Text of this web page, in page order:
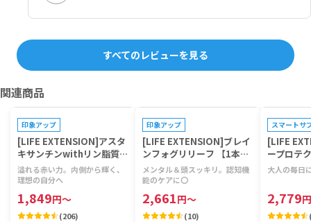
すべてのレビューを見る
関連商品
プレゼントキャンペーン対象
印象アップ
[LIFE EXTENSION]アスタ
キサンチンwithリン脂質
【1本30ソフトジェル】
溢れる赤い力。内側から輝く、
理想の自分へ
1,849円～
(206)
印象アップ
[LIFE EXTENSION]ブレイ
ンフォグリリーフ 【1本30
ソフトジェル】
メンタル＆頭スッキリ。認知機
能のケアに〇
2,661円～
(10)
スマートサ
[LIFE
ープロテ
カプセル
大人の毎日
2,779円